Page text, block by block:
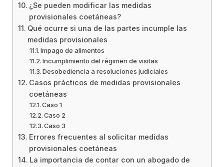
¿Se pueden modificar las medidas
provisionales coetáneas?
Qué ocurre si una de las partes incumple las
medidas provisionales
Impago de alimentos
Incumplimiento del régimen de visitas
Desobediencia a resoluciones judiciales
Casos prácticos de medidas provisionales
coetáneas
Caso 1
Caso 2
Caso 3
Errores frecuentes al solicitar medidas
provisionales coetáneas
La importancia de contar con un abogado de